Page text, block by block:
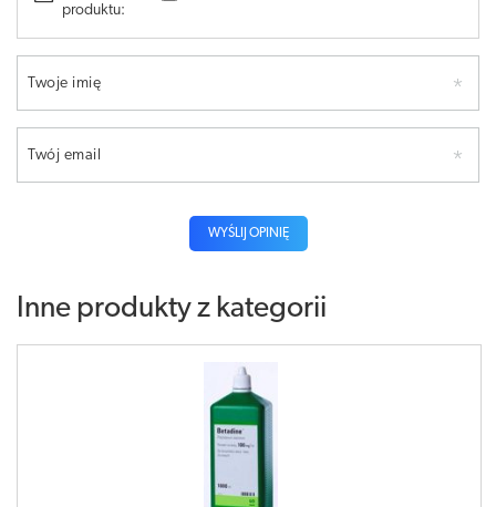
produktu:
Twoje imię
Twój email
WYŚLIJ OPINIĘ
Inne produkty z kategorii